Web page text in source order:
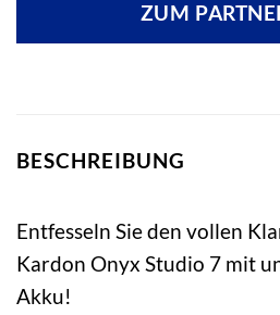
ZUM
BESCHREIBUNG
Entfesseln Sie den vollen
Kardon Onyx Studio 7 mit
Akku!